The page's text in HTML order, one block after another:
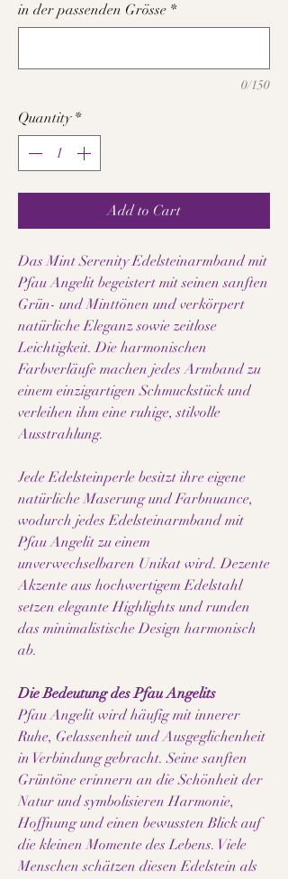
in der passenden Grösse *
0/150
Quantity *
Add to Cart
Das Mint Serenity Edelsteinarmband mit
Pfau Angelit begeistert mit seinen sanften
Grün- und Minttönen und verkörpert
natürliche Eleganz sowie zeitlose
Leichtigkeit. Die harmonischen
Farbverläufe machen jedes Armband zu
einem einzigartigen Schmuckstück und
verleihen ihm eine ruhige, stilvolle
Ausstrahlung.
Jede Edelsteinperle besitzt ihre eigene
natürliche Maserung und Farbnuance,
wodurch jedes Edelsteinarmband mit
Pfau Angelit zu einem
unverwechselbaren Unikat wird. Dezente
Akzente aus hochwertigem Edelstahl
setzen elegante Highlights und runden
das minimalistische Design harmonisch
ab.
Die Bedeutung des Pfau Angelits
Pfau Angelit wird häufig mit innerer
Ruhe, Gelassenheit und Ausgeglichenheit
in Verbindung gebracht. Seine sanften
Grüntöne erinnern an die Schönheit der
Natur und symbolisieren Harmonie,
Hoffnung und einen bewussten Blick auf
die kleinen Momente des Lebens. Viele
Menschen schätzen diesen Edelstein als